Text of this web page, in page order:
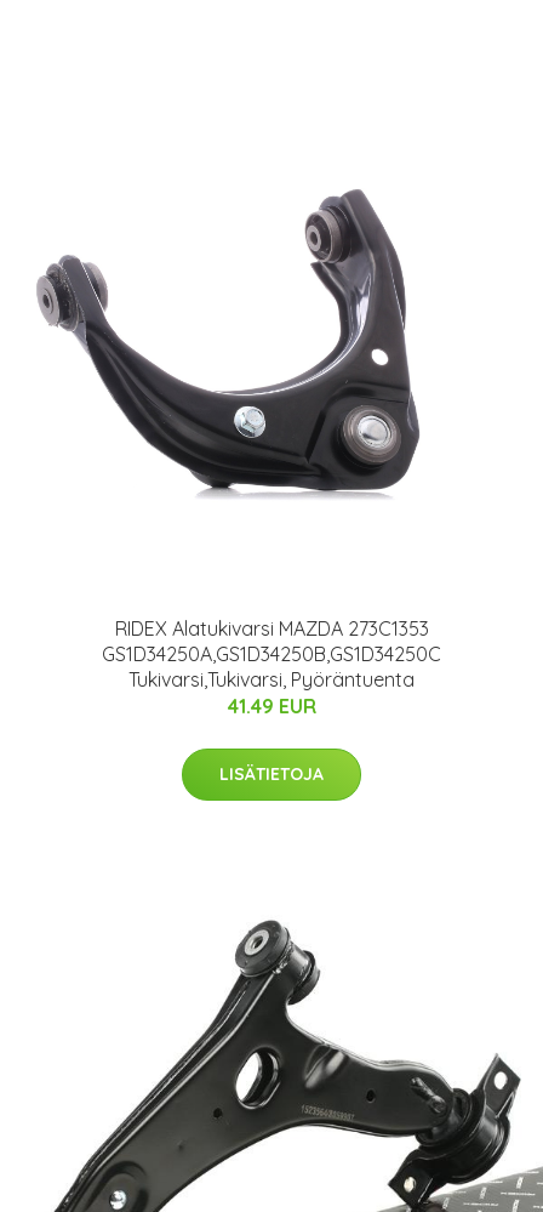
RIDEX Alatukivarsi MAZDA 273C1353
GS1D34250A,GS1D34250B,GS1D34250C
Tukivarsi,Tukivarsi, Pyöräntuenta
41.49 EUR
LISÄTIETOJA